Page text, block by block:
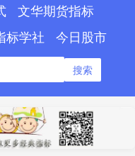
文华期货指标
标学社 今日股市
搜索